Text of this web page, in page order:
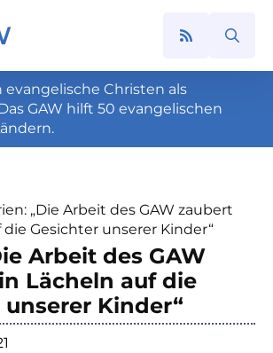
Search
Christen als
GAW hilft 50 evangelischen
„Die Arbeit des GAW zaubert
Gesichter unserer Kinder“
Arbeit des GAW
Lächeln auf die
Kinder“